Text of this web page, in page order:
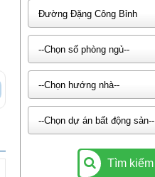
Đường Đặng Công Bỉnh
--Chọn số phòng ngủ--
--Chọn hướng nhà--
--Chọn dự án bất động sản--
Tìm kiếm